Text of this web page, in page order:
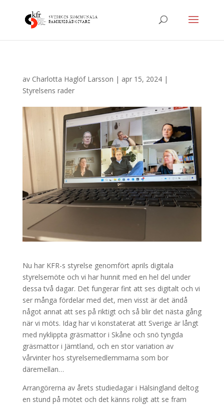
av Charlotta Haglöf Larsson | apr 15, 2024|
Styrelsens rader
Nu har KFR-s styrelse genomfört aprils digitala
styrelsemöte och vi har hunnit med en hel del under
dessa två dagar. Det fungerar fint att ses digitalt och vi
ser många fördelar med det, men visst är det ändå
något annat att ses på riktigt och så blir det nästa gång
när vi möts. Idag har vi konstaterat att Sverige är långt
med nyklippta gräsmattor i Skåne och snö tyngda
gräsmattor i Jämtland, och en stor variation av
vårvinter hos styrelsemedlemmarna som bor
däremellan…
Arrangörerna av årets studiedagar i Hälsingland deltog
en stund på mötet och det känns roligt att se fram